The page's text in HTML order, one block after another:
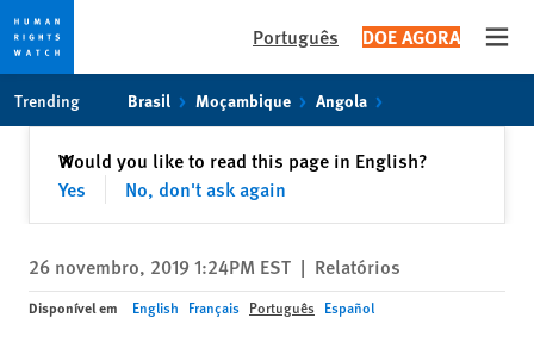
content
Português DOE AGORA
Trending Brasil Moçambique Angola
Would you like to read this page in English?
Yes
No, don't ask again
✕Fechar
26 novembro, 2019 1:24PM EST | Relatórios
Disponível em English Français Português Español